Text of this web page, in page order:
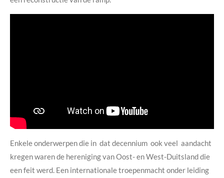
Enkele onderwerpen die in dat decennium ook veel aandacht
kregen waren de hereniging van Oost- en West-Duitsland die
een feit werd. Een internationale troepenmacht onder leiding